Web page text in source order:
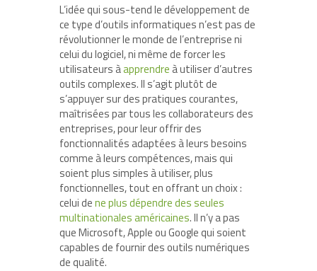
L’idée qui sous-tend le développement de
ce type d’outils informatiques n’est pas de
révolutionner le monde de l’entreprise ni
celui du logiciel, ni même de forcer les
utilisateurs àapprendre à utiliser d’autres
outils complexes. Il s’agit plutôt de
s’appuyer sur des pratiques courantes,
maîtrisées par tous les collaborateurs des
entreprises, pour leur offrir des
fonctionnalités adaptées à leurs besoins
comme à leurs compétences, mais qui
soient plus simples à utiliser, plus
fonctionnelles, tout en offrant un choix :
celui dene plus dépendre des seules
multinationales américaines. Il n’y a pas
que Microsoft, Apple ou Google qui soient
capables de fournir des outils numériques
de qualité.